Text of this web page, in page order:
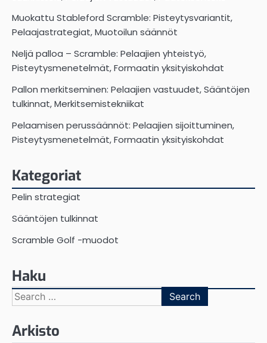
Muokattu Stableford Scramble: Pisteytysvariantit,
Pelaajastrategiat, Muotoilun säännöt
Neljä palloa – Scramble: Pelaajien yhteistyö,
Pisteytysmenetelmät, Formaatin yksityiskohdat
Pallon merkitseminen: Pelaajien vastuudet, Sääntöjen
tulkinnat, Merkitsemistekniikat
Pelaamisen perussäännöt: Pelaajien sijoittuminen,
Pisteytysmenetelmät, Formaatin yksityiskohdat
Kategoriat
Pelin strategiat
Sääntöjen tulkinnat
Scramble Golf -muodot
Haku
Search
for:
Arkisto